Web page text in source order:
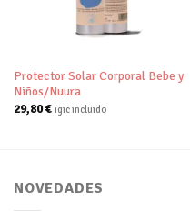
Protector Solar Corporal Bebe y
Niños/Nuura
29,80€ igic incluido
NOVEDADES